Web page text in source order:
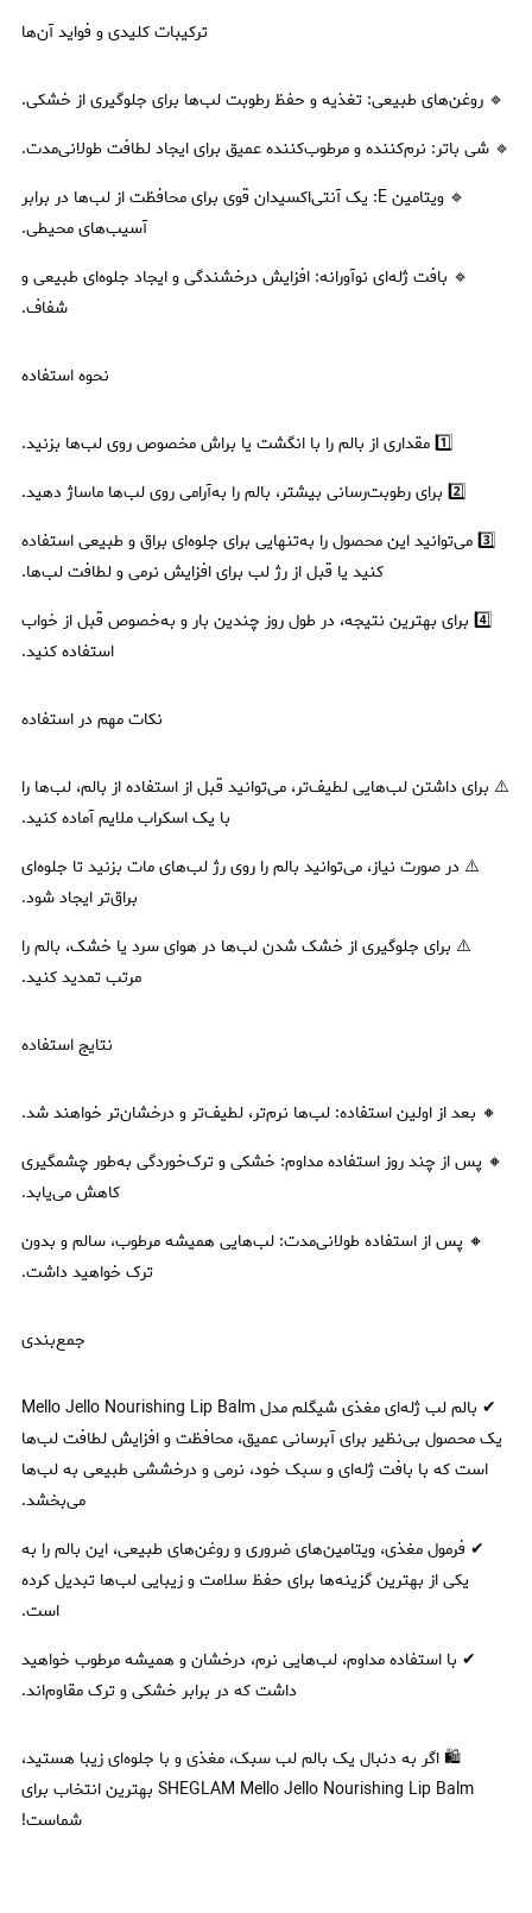
ترکیبات کلیدی و فواید آن‌ها
🔹 روغن‌های طبیعی: تغذیه و حفظ رطوبت لب‌ها برای جلوگیری از خشکی.
🔹 شی باتر: نرم‌کننده و مرطوب‌کننده عمیق برای ایجاد لطافت طولانی‌مدت.
🔹 ویتامین E: یک آنتی‌اکسیدان قوی برای محافظت از لب‌ها در برابر
آسیب‌های محیطی.
🔹 بافت ژله‌ای نوآورانه: افزایش درخشندگی و ایجاد جلوه‌ای طبیعی و
شفاف.
نحوه استفاده
1️⃣ مقداری از بالم را با انگشت یا براش مخصوص روی لب‌ها بزنید.
2️⃣ برای رطوبت‌رسانی بیشتر، بالم را به‌آرامی روی لب‌ها ماساژ دهید.
3️⃣ می‌توانید این محصول را به‌تنهایی برای جلوه‌ای براق و طبیعی استفاده
کنید یا قبل از رژ لب برای افزایش نرمی و لطافت لب‌ها.
4️⃣ برای بهترین نتیجه، در طول روز چندین بار و به‌خصوص قبل از خواب
استفاده کنید.
نکات مهم در استفاده
⚠️ برای داشتن لب‌هایی لطیف‌تر، می‌توانید قبل از استفاده از بالم، لب‌ها را
با یک اسکراب ملایم آماده کنید.
⚠️ در صورت نیاز، می‌توانید بالم را روی رژ لب‌های مات بزنید تا جلوه‌ای
براق‌تر ایجاد شود.
⚠️ برای جلوگیری از خشک شدن لب‌ها در هوای سرد یا خشک، بالم را
مرتب تمدید کنید.
نتایج استفاده
🔸 بعد از اولین استفاده: لب‌ها نرم‌تر، لطیف‌تر و درخشان‌تر خواهند شد.
🔸 پس از چند روز استفاده مداوم: خشکی و ترک‌خوردگی به‌طور چشمگیری
کاهش می‌یابد.
🔸 پس از استفاده طولانی‌مدت: لب‌هایی همیشه مرطوب، سالم و بدون
ترک خواهید داشت.
جمع‌بندی
✔ بالم لب ژله‌ای مغذی شیگلم مدل Mello Jello Nourishing Lip Balm
یک محصول بی‌نظیر برای آبرسانی عمیق، محافظت و افزایش لطافت لب‌ها
است که با بافت ژله‌ای و سبک خود، نرمی و درخششی طبیعی به لب‌ها
می‌بخشد.
✔ فرمول مغذی، ویتامین‌های ضروری و روغن‌های طبیعی، این بالم را به
یکی از بهترین گزینه‌ها برای حفظ سلامت و زیبایی لب‌ها تبدیل کرده
است.
✔ با استفاده مداوم، لب‌هایی نرم، درخشان و همیشه مرطوب خواهید
داشت که در برابر خشکی و ترک مقاوم‌اند.
🛍 اگر به دنبال یک بالم لب سبک، مغذی و با جلوه‌ای زیبا هستید،
SHEGLAM Mello Jello Nourishing Lip Balm بهترین انتخاب برای
شماست!